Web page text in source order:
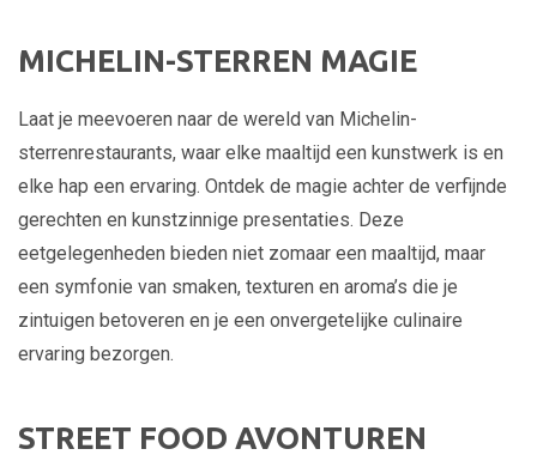
MICHELIN-STERREN MAGIE
Laat je meevoeren naar de wereld van Michelin-
sterrenrestaurants, waar elke maaltijd een kunstwerk is en
elke hap een ervaring. Ontdek de magie achter de verfijnde
gerechten en kunstzinnige presentaties. Deze
eetgelegenheden bieden niet zomaar een maaltijd, maar
een symfonie van smaken, texturen en aroma’s die je
zintuigen betoveren en je een onvergetelijke culinaire
ervaring bezorgen.
STREET FOOD AVONTUREN